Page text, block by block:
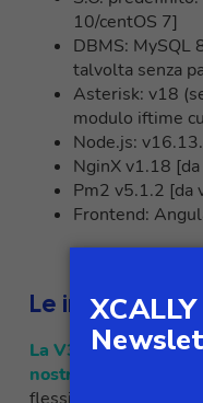
10/centOS 7]
DBMS: MySQL
talvolta senza
Asterisk: v18
modulo iftime
Node.js:
NginX v1.18
Pm2 v5.1.2 [da
Frontend:
Le integrazioni
La V3 ci ha
nostre integrazioni